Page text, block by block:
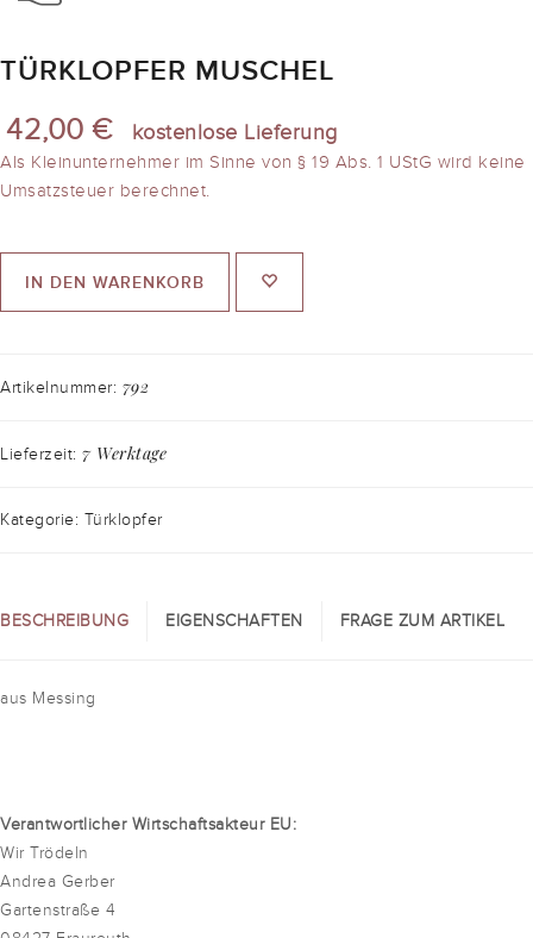
TÜRKLOPFER MUSCHEL
42,00 € kostenlose Lieferung
Als Kleinunternehmer im Sinne von § 19 Abs. 1 UStG wird keine
Umsatzsteuer berechnet.
IN DEN WARENKORB
Artikelnummer: 792
Lieferzeit: 7 Werktage
Kategorie: Türklopfer
BESCHREIBUNG EIGENSCHAFTEN FRAGE ZUM ARTIKEL
aus Messing
Verantwortlicher Wirtschaftsakteur EU:
Wir Trödeln
Andrea Gerber
Gartenstraße 4